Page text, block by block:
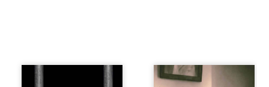
« Une nuit suffit
Les vies de